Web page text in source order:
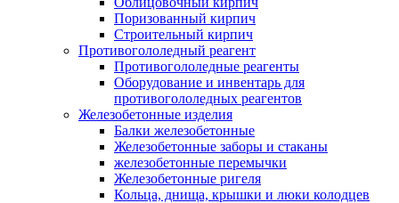
Поризованный кирпич
Строительный кирпич
Противогололедный реагент
Противогололедные реагенты
Оборудование и инвентарь для
противогололедных реагентов
Железобетонные изделия
Балки железобетонные
Железобетонные заборы и стаканы
железобетонные перемычки
Железобетонные ригеля
Кольца, днища, крышки и люки колодцев